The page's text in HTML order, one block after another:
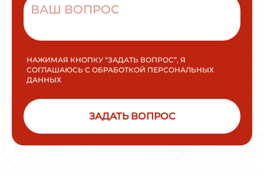
НАЖИМАЯ КНОПКУ “ЗАДАТЬ ВОПРОС”, Я
СОГЛАШАЮСЬ С ОБРАБОТКОЙ ПЕРСОНАЛЬНЫХ
ДАННЫХ
ЗАДАТЬ ВОПРОС